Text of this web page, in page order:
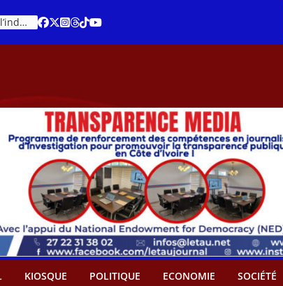
An 66 de la Côte d’Ivoire : Célébration de l’indépendance ou cérémonie d’hommage à Ouattara ?
KIOSQUE POLITIQUE ECONOMIE SOCIÉTÉ